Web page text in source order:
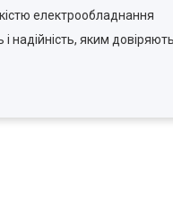
електрообладнання
надійність, яким довіряють